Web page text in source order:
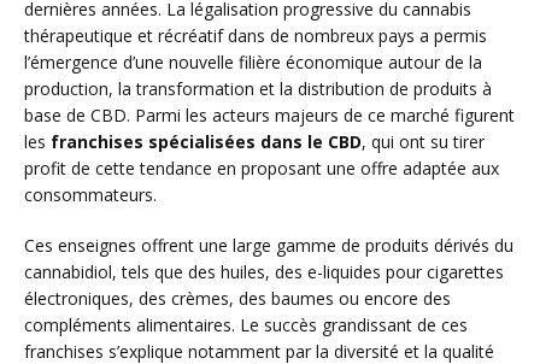
dernières années. La légalisation progressive du cannabis
thérapeutique et récréatif dans de nombreux pays a permis
l’émergence d’une nouvelle filière économique autour de la
production, la transformation et la distribution de produits à
base de CBD. Parmi les acteurs majeurs de ce marché figurent
les franchises spécialisées dans le CBD, qui ont su tirer
profit de cette tendance en proposant une offre adaptée aux
consommateurs.
Ces enseignes offrent une large gamme de produits dérivés du
cannabidiol, tels que des huiles, des e-liquides pour cigarettes
électroniques, des crèmes, des baumes ou encore des
compléments alimentaires. Le succès grandissant de ces
franchises s’explique notamment par la diversité et la qualité